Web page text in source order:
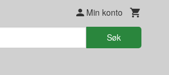
Min konto
Søk